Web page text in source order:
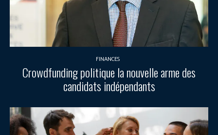
FINANCES
Crowdfunding politique la nouvelle arme des
candidats indépendants